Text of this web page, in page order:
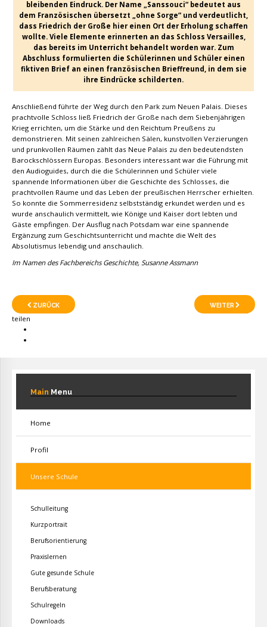
bleibenden Eindruck. Der Name „Sanssouci“ bedeutet aus
dem Französischen übersetzt „ohne Sorge“ und verdeutlicht,
dass Friedrich der Große hier einen Ort der Erholung schaffen
wollte. Viele Elemente erinnerten an das Schloss Versailles,
das bereits im Unterricht behandelt worden war. Zum
Abschluss formulierten die Schülerinnen und Schüler einen
fiktiven Brief an einen französischen Brieffreund, in dem sie
ihre Eindrücke schilderten.
Anschließend führte der Weg durch den Park zum Neuen Palais. Dieses
prachtvolle Schloss ließ Friedrich der Große nach dem Siebenjährigen
Krieg errichten, um die Stärke und den Reichtum Preußens zu
demonstrieren. Mit seinen zahlreichen Sälen, kunstvollen Verzierungen
und prunkvollen Räumen zählt das Neue Palais zu den bedeutendsten
Barockschlössern Europas. Besonders interessant war die Führung mit
den Audioguides, durch die die Schülerinnen und Schüler viele
spannende Informationen über die Geschichte des Schlosses, die
prachtvollen Räume und das Leben der preußischen Herrscher erhielten.
So konnte die Sommerresidenz selbstständig erkundet werden und es
wurde anschaulich vermittelt, wie Könige und Kaiser dort lebten und
Gäste empfingen. Der Ausflug nach Potsdam war eine spannende
Ergänzung zum Geschichtsunterricht und machte die Welt des
Absolutismus lebendig und anschaulich.
Im Namen des Fachbereichs Geschichte, Susanne Assmann
ZURÜCK WEITER
teilen
Main Menu
Home
Profil
Unsere Schule
Schulleitung
Kurzportrait
Berufsorientierung
Praxislernen
Gute gesunde Schule
Berufsberatung
Schulregeln
Downloads